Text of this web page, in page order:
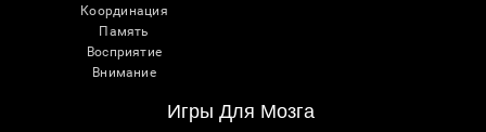
Координация
Память
Восприятие
Внимание
Игры Для Мозга